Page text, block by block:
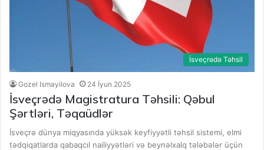
İsveçrədə Təhsil
Gozel Ismayilova 24 İyun 2025
İsveçrədə Magistratura Təhsili: Qəbul
Şərtləri, Təqaüdlər
İsveçrə dünya miqyasında yüksək keyfiyyətli təhsil sistemi, elmi
tədqiqatlarda qabaqcıl nailiyyətləri və beynəlxalq tələbələr üçün